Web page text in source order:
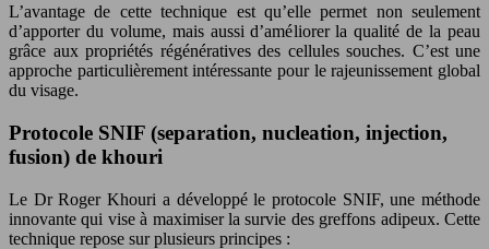
L’avantage de cette technique est qu’elle permet non seulement
d’apporter du volume, mais aussi d’améliorer la qualité de la peau
grâce aux propriétés régénératives des cellules souches. C’est une
approche particulièrement intéressante pour le rajeunissement global
du visage.
Protocole SNIF (separation, nucleation, injection,
fusion) de khouri
Le Dr Roger Khouri a développé le protocole SNIF, une méthode
innovante qui vise à maximiser la survie des greffons adipeux. Cette
technique repose sur plusieurs principes :